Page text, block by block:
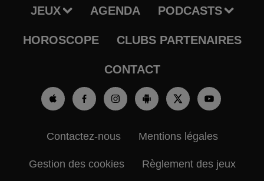
JEUX AGENDA PODCASTS
HOROSCOPE CLUBS PARTENAIRES
CONTACT
Contactez-nous Mentions légales
Gestion des cookies Règlement des jeux